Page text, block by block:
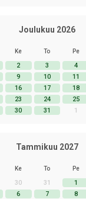
Joulukuu 2026
Ke To Pe
2 3 4
9 10 11
16 17 18
23 24 25
30 31 1
Tammikuu 2027
Ke To Pe
30 31 1
6 7 8